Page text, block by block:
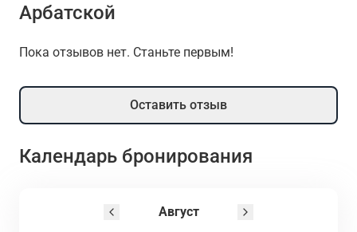
Арбатской
Пока отзывов нет. Станьте первым!
Оставить отзыв
Календарь бронирования
Август